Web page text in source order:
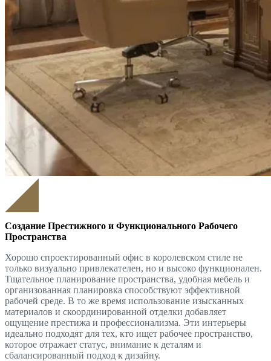
Создание Престижного и Функционального Рабочего
Пространства
Хорошо спроектированный офис в королевском стиле не
только визуально привлекателен, но и высоко функционален.
Тщательное планирование пространства, удобная мебель и
организованная планировка способствуют эффективной
рабочей среде. В то же время использование изысканных
материалов и скоординированной отделки добавляет
ощущение престижа и профессионализма. Эти интерьеры
идеально подходят для тех, кто ищет рабочее пространство,
которое отражает статус, внимание к деталям и
сбалансированный подход к дизайну.